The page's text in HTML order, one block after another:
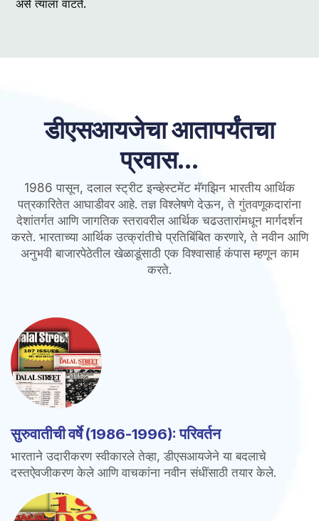
असे त्याला वाटते.
डीएसआयजेचा आतापर्यंतचा
प्रवास...
1986 पासून, दलाल स्ट्रीट इन्व्हेस्टमेंट मॅगझिन भारतीय आर्थिक
पत्रकारितेत आघाडीवर आहे. तज्ञ विश्लेषणे देऊन, ते गुंतवणूकदारांना
देशांतर्गत आणि जागतिक स्तरावरील आर्थिक चढउतारांमधून मार्गदर्शन
करते. भारताच्या आर्थिक उत्क्रांतीचे प्रतिबिंबित करणारे, ते नवीन आणि
अनुभवी बाजारपेठेतील खेळाडूंसाठी एक विश्वासार्ह कंपास म्हणून काम
करते.
सुरुवातीची वर्षे (1986-1996): परिवर्तन
भारताने उदारीकरण स्वीकारले तेव्हा, डीएसआयजेने या बदलाचे
दस्तऐवजीकरण केले आणि वाचकांना नवीन संधींसाठी तयार केले.